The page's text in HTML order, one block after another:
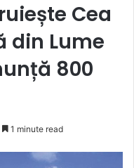
Cea
din Lume
800
1 minute read